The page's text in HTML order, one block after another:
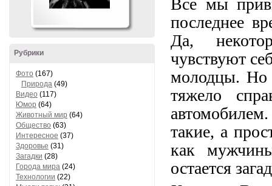
Рубрики
Фото (167)
Природа (49)
Видео (117)
Юмор (64)
Животный мир (64)
Общество (63)
Интересное (37)
Здоровье (31)
Загадки (28)
Города мира (24)
Технологии (22)
Все мы
последнее
Да,
чувствуют
молодцы. Но
тяжело
такие, а
как
остается